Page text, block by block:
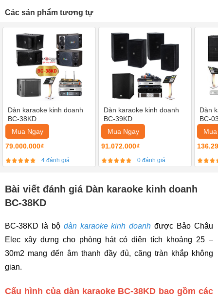
Các sản phẩm tương tự
Dàn karaoke kinh doanh
BC-38KD
Mua Ngay
79.000.000₫
4 đánh giá
Dàn karaoke kinh doanh
BC-39KD
Mua Ngay
91.072.000₫
0 đánh giá
Dàn
BC-
Bài viết đánh giá Dàn karaoke kinh doanh
BC-38KD
BC-38KD là bộ dàn karaoke kinh doanh được Bảo Châu
Elec xây dựng cho phòng hát có diện tích khoảng 25 –
30m2 mang đến âm thanh đầy đủ, căng tràn khắp không
gian.
Cấu hình của dàn karaoke BC-38KD bao gồm các